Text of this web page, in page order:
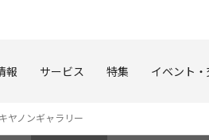
報 サービス 特集 イベント
キヤノンギャラリー